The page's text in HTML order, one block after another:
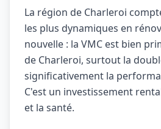
La région de Charleroi
les plus dynamiques en
nouvelle : la VMC est bien
de Charleroi, surtout la
significativement la
C'est un investissement
et la santé.